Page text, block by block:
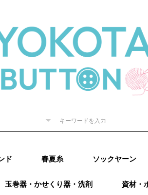
ピー)
（ダルマ）
（リッチ
ド毛糸
ナスカ）
ング）
ティア）
ピー)
（ダルマ）
（リッチ
ド毛糸
グ)
ド
パピー)リッチ
ダルマ)
カ（内藤商
モンド毛糸
ビクター
（元廣)
パス
ンアート
エksk
ラング)
（カティア）
オパール)
（レギア）
LANA（プロラ
Hugs（ウー
マラブ
ローワン）
アリゼ）（アース
duTHE
アディ）
（リッケ）
ー
リップ
pro（ニットプ（ラ
（プリム）
ォーグ社
繊維
春夏糸
Puppy (パピー)春夏
RICHMORE（リッチ
DARUMA（ダルマ）
ハマナカ 春夏
NASKA（ナスカ）
ダイヤモンド毛糸
ニッケビクター 春
スキー（元廣）春夏
メルヘンアート 春
LANG（ラング）春
Katia（カティア）
Opal（オパール）春
REGIA（レギア）春
PRO LANA（プロラ
malabrigo（マラブ
ROWAN (ローワ
alize (アリゼ）春夏
Urthyarns（アース
DMC
タカギ繊維
ソックヤーン
玉巻器・かせくり器・洗剤 資材・